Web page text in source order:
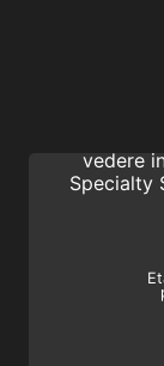
vedere
Specialty